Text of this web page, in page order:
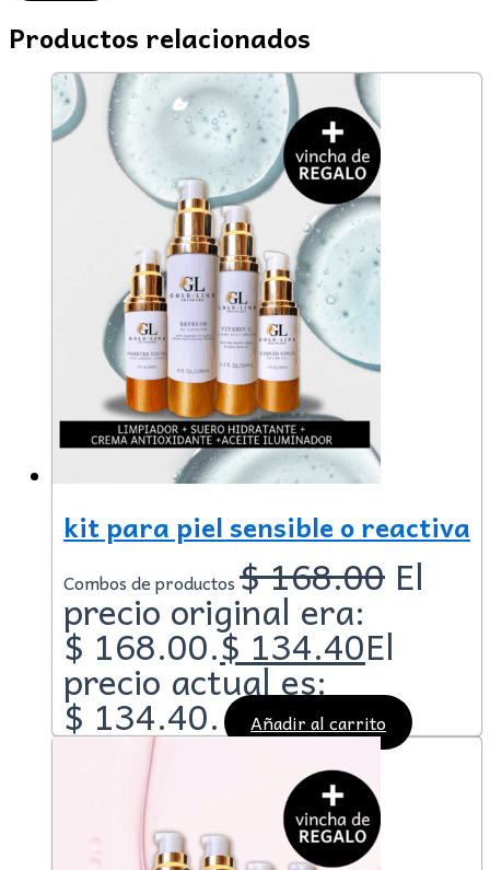
Productos relacionados
kit para piel sensible o reactiva
Combos de productos$168.00 El
precio original era:
$ 168.00.$134.40El
precio actual es:
$ 134.40. Añadir al carrito